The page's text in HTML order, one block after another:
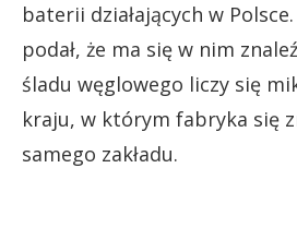
baterii działających w Polsce.
podał, że ma się w nim
śladu węglowego liczy się
kraju, w którym fabryka się
samego zakładu.